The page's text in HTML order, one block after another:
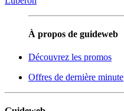
À propos de guideweb
Découvrez les promos
Offres de dernière minute